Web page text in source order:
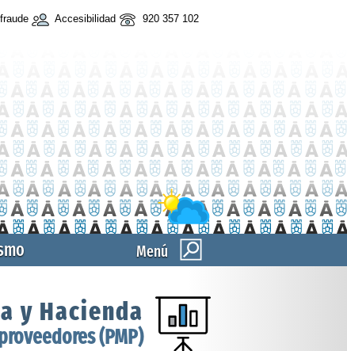
Accesibilidad 920 357 102
Menú
y Hacienda
(PMP)